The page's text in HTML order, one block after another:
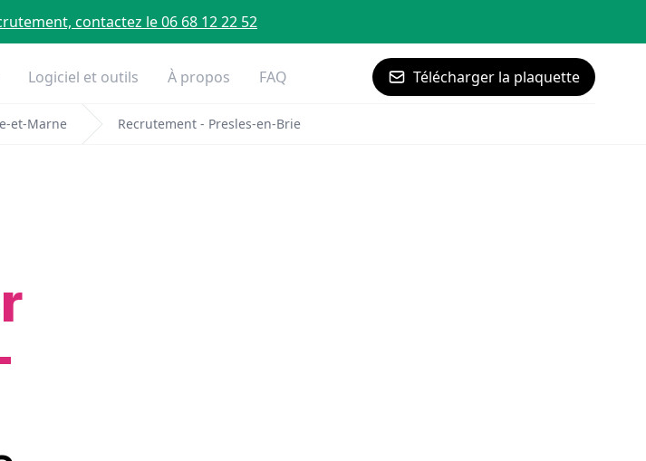
contactez le 06 68 12 22 52
Logiciel et outils À propos FAQ Télécharger la plaquette
et-Marne Recrutement - Presles-en-Brie